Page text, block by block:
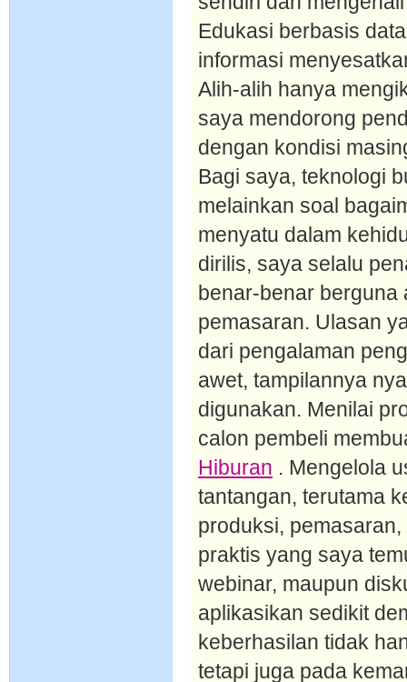
Edukasi berbasis
informasi
Alih-alih hanya
saya mendorong
dengan kondisi
Bagi saya, teknologi
melainkan soal
menyatu dalam
dirilis, saya selalu
benar-benar
pemasaran. Ulasan
dari pengalaman
awet, tampilannya
digunakan. Menilai
calon pembeli
Hiburan . Mengelola
tantangan, terutama
produksi,
praktis yang saya
webinar, maupun
aplikasikan sedikit
keberhasilan tidak
tetapi juga pada